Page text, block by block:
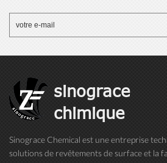
sinograce
chimique
Sinograce Chemical est une entreprise
solutions de revêtements de surface et la